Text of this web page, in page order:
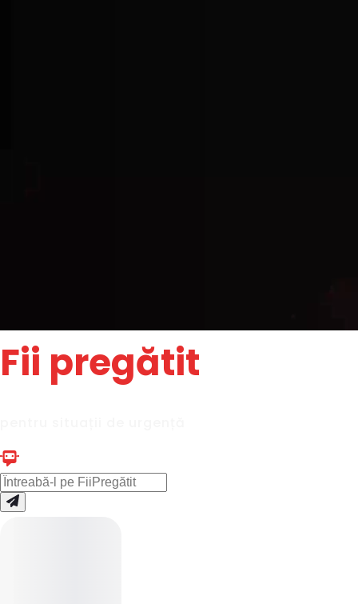
Fii pregătit